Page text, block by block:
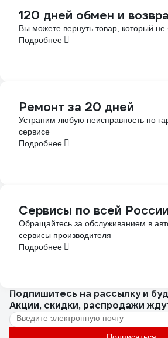
120 дней обмен и
Вы можете вернуть товар, который не
Подробнее
Ремонт за 20 дней
Устраним любую неисправность по
сервисе
Подробнее
Сервисы по всей России
Обращайтесь за обслуживанием в
сервисы производителя
Подробнее
Подпишитесь на рассылкуи
Акции, скидки, распродажи